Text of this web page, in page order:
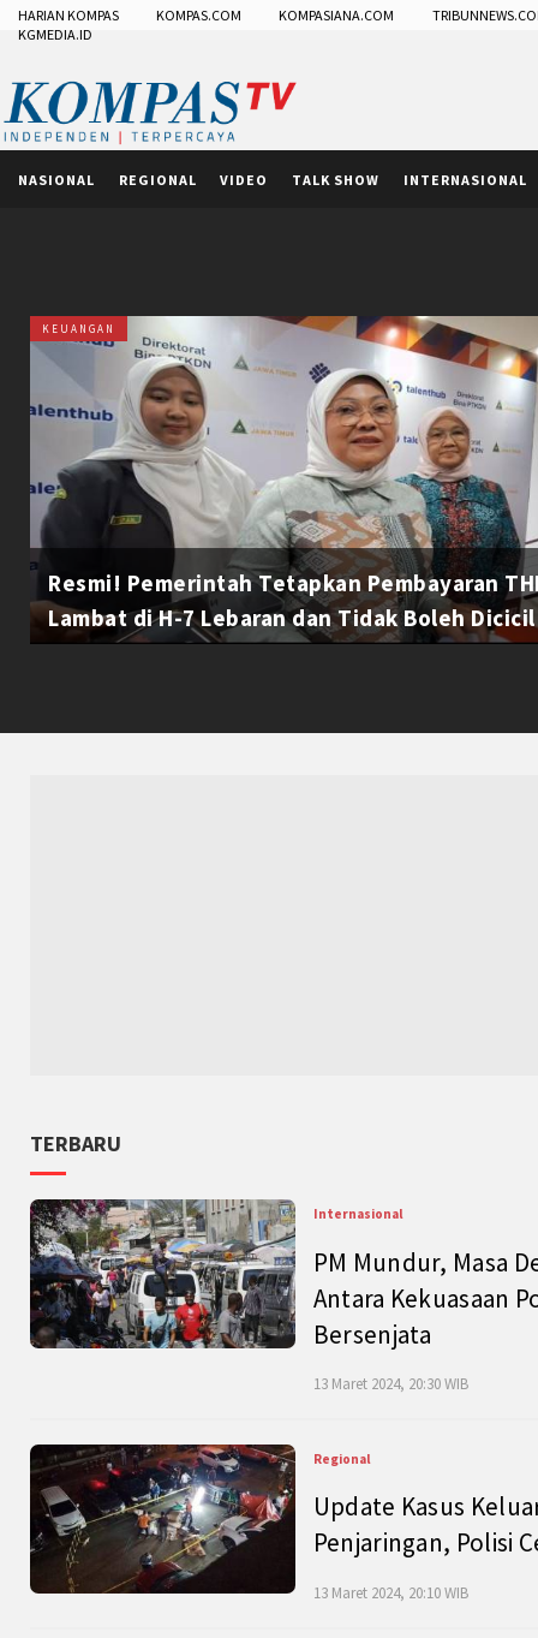
HARIAN KOMPAS KOMPAS.COM KOMPASIANA.COM
KGMEDIA.ID
NASIONAL REGIONAL VIDEO TALK SHOW INTERNASIONAL
KEUANGAN
Resmi! Pemerintah Tetapkan Pembayaran
Lambat di H-7 Lebaran dan Tidak Boleh Dicicil
TERBARU
Internasional
PM Mundur, Masa
Antara Kekuasaan
Bersenjata
13 Maret 2024, 20:30 WIB
Regional
Update Kasus
Penjaringan, Polisi
13 Maret 2024, 20:10 WIB